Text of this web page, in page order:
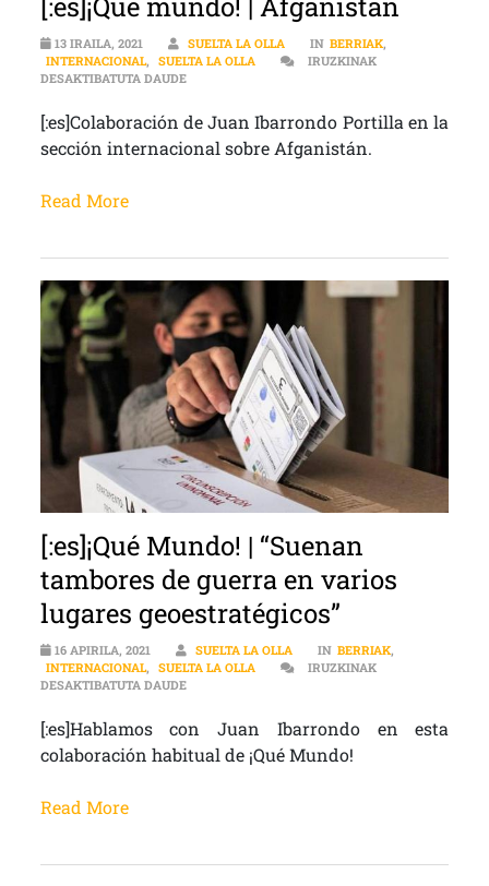
13 IRAILA, 2021 SUELTA LA OLLA IN BERRIAK,
INTERNACIONAL, SUELTA LA OLLA
IRUZKINAK
DESAKTIBATUTA DAUDE[:ES]¡QUÉ MUNDO! | AFGANISTÁN SARRERAN
[:es]Colaboración de Juan Ibarrondo Portilla en la
sección internacional sobre Afganistán.
Read More
[:es]¡Qué Mundo! | “Suenan
tambores de guerra en varios
lugares geoestratégicos”
16 APIRILA, 2021 SUELTA LA OLLA IN BERRIAK,
INTERNACIONAL, SUELTA LA OLLA
IRUZKINAK
DESAKTIBATUTA DAUDE[:ES]¡QUÉ MUNDO! | “SUENAN TAMBORES DE
[:es]Hablamos con Juan Ibarrondo en esta
colaboración habitual de ¡Qué Mundo!
Read More